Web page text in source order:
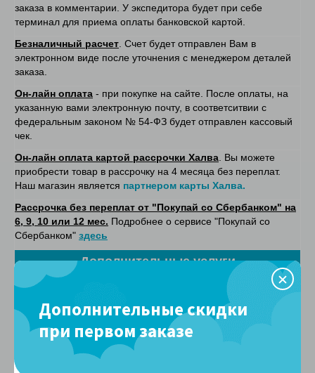
заказа в комментарии. У экспедитора будет при себе
терминал для приема оплаты банковской картой.
Безналичный расчет . Счет будет отправлен Вам в
электронном виде после уточнения с менеджером деталей
заказа.
Он-лайн оплата - при покупке на сайте. После оплаты, на
указанную вами электронную почту, в соответситвии с
федеральным законом № 54-ФЗ будет отправлен кассовый
чек.
Он-лайн оплата картой рассрочки Халва . Вы можете
приобрести товар в рассрочку на 4 месяца без переплат.
Наш магазин является партнером карты Халва.
Рассрочка без переплат от "Покупай со Сбербанком" на
6, 9, 10 или 12 мес. Подробнее о сервисе "Покупай со
Сбербанком" здесь
Дополнительные услуги
Утилизация старого матраса (для Москвы
1400 руб. за 1
матрас
Утилизация старого матраса (для Санкт-
Петербурга)
1000 руб. за 1
Утилизация старого матраса (для
остальных регионов)
Дополнительные скидки
при первом заказе